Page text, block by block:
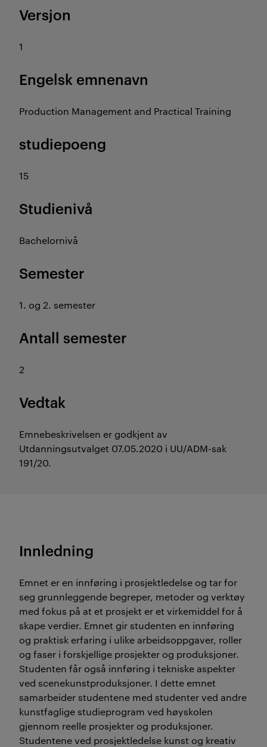
Versjon
1
Engelsk emnenavn
Production Management and Practical Training
studiepoeng
15
Studienivå
Bachelornivå
Semester
1. og 2. semester
Antall semester
2
Vedtak
Emnebeskrivelsen er godkjent av
Utdanningsutvalget 07.05.2020 i UU/ADM-sak
191/20.
Innledning
Emnet er en innføring i prosjektledelse og tar for
seg grunnleggende begreper, metoder og verktøy
med fokus på at et prosjekt er et virkemiddel for å
skape verdier. Emnet gir studenten en innføring
og praktisk erfaring i ulike arbeidsoppgaver, roller
og faser i forskjellige prosjekter og produksjoner.
Studenten får også innføring i tekniske aspekter
ved scenekunstproduksjoner. I dette emnet
samarbeider studentene med studenter ved andre
kunstfaglige studieprogram ved høyskolen
gjennom reelle prosjekter og produksjoner.
Studentene ved prosjektledelse kunst og kreativ